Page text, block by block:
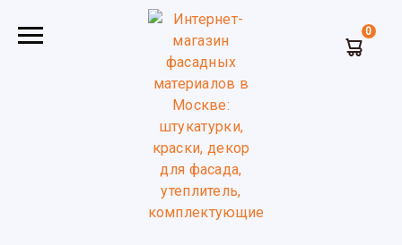
0
Фасадные работы Утепление фасадов
Утепление фасада пенопластом